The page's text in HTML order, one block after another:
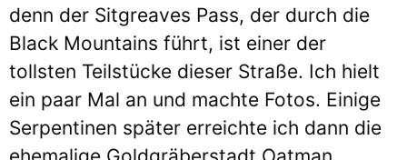
denn der Sitgreaves Pass, der durch die
Black Mountains führt, ist einer der
tollsten Teilstücke dieser Straße. Ich hielt
ein paar Mal an und machte Fotos. Einige
Serpentinen später erreichte ich dann die